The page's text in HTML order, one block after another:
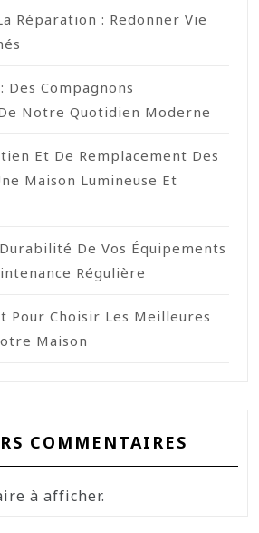
Réparation : Redonner Vie
Des Compagnons
Notre Quotidien Moderne
Et De Remplacement Des
Maison Lumineuse Et
De Vos Équipements
Régulière
Pour Choisir Les Meilleures
Maison
COMMENTAIRES
à afficher.